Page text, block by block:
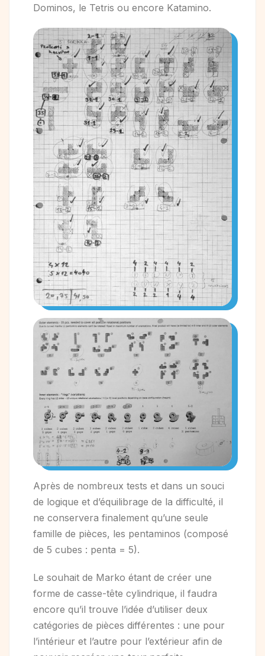
Dominos, le Tetris ou encore Katamino.
Après de nombreux tests et dans un souci
de logique et d’équilibrage de la difficulté, il
ne conservera finalement qu’une seule
famille de pièces, les pentaminos (composé
de 5 cubes : penta = 5).
Le souhait de Marko étant de créer une
forme de casse-tête cylindrique, il faudra
encore qu’il trouve l’idée d’utiliser deux
catégories de pièces différentes : une pour
l’intérieur et l’autre pour l’extérieur afin de